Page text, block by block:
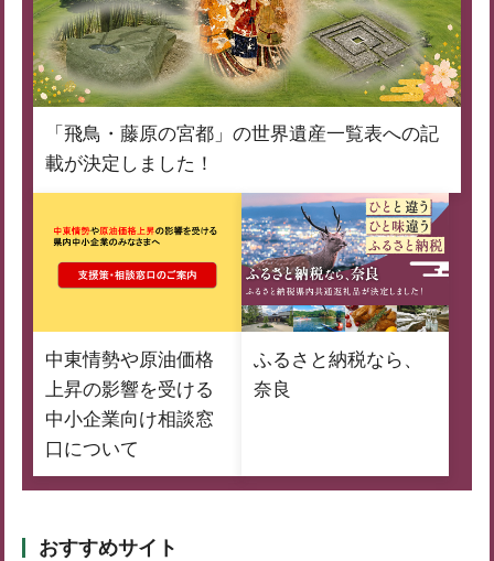
「飛鳥・藤原の宮都」の世界遺産一覧表への記
載が決定しました！
中東情勢や原油価格
上昇の影響を受ける
中小企業向け相談窓
口について
ふるさと納税なら、
奈良
おすすめサイト